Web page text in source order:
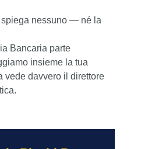
nessuno — né la
Bancaria parte
insieme la tua
vede davvero il direttore